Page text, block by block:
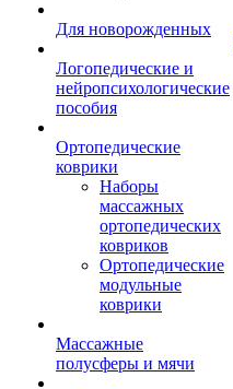
Для новорожденных
Логопедические и
нейропсихологические
пособия
Ортопедические
коврики
Наборы
массажных
ортопедических
ковриков
Ортопедические
модульные
коврики
Массажные
полусферы и мячи